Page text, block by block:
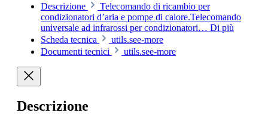
Descrizione
Telecomando di ricambio per
condizionatori d’aria e pompe di calore.Telecomando
universale ad infrarossi per condizionatori… Di più
Scheda tecnica
utils.see-more
Documenti tecnici
utils.see-more
Descrizione